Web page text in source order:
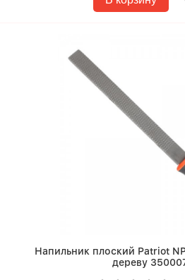
Напильник плоский Patriot
дереву